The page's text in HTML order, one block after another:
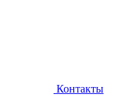
Контакты